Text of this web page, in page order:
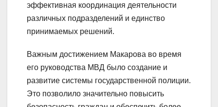
эффективная координация деятельности
различных подразделений и единство
принимаемых решений.
Важным достижением Макарова во время
его руководства МВД было создание и
развитие системы государственной полиции.
Это позволило значительно повысить